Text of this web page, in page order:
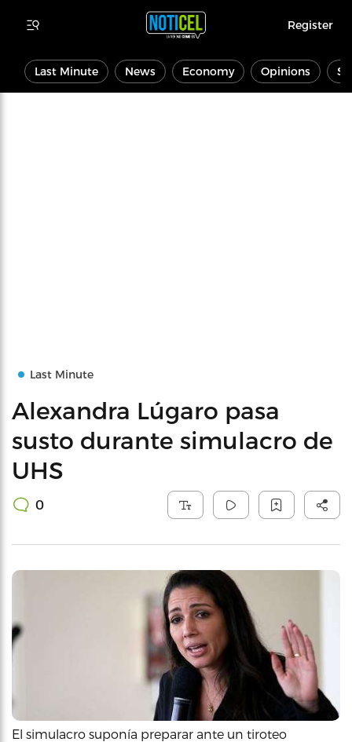
Register
Last Minute News Economy Opinions
Last Minute
Alexandra Lúgaro pasa
susto durante simulacro de
UHS
0
El simulacro suponía preparar ante un tiroteo